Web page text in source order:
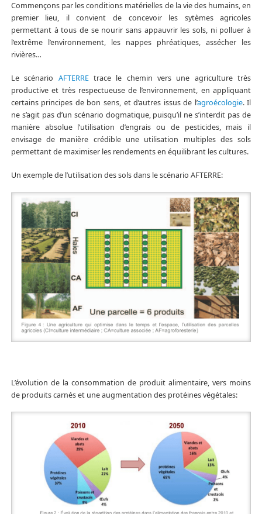
Commençons par les conditions matérielles de la vie des humains, en
premier lieu, il convient de concevoir les sytèmes agricoles
permettant à tous de se nourir sans appauvrir les sols, ni polluer à
l’extrême l’environnement, les nappes phréatiques, assécher les
rivières…
Le scénario AFTERREtrace le chemin vers une agriculture très
productive et très respectueuse de l’environnement, en appliquant
certains principes de bon sens, et d’autres issus de l’agroécologie. Il
ne s’agit pas d’un scénario dogmatique, puisqu’il ne s’interdit pas de
manière absolue l’utilisation d’engrais ou de pesticides, mais il
envisage de manière crédible une utilisation multiples des sols
permettant de maximiser les rendements en équilibrant les cultures.
Un exemple de l’utilisation des sols dans le scénario AFTERRE:
L’évolution de la consommation de produit alimentaire, vers moins
de produits carnés et une augmentation des protéines végétales: